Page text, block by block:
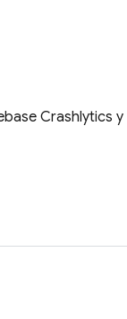
Crashlytics y